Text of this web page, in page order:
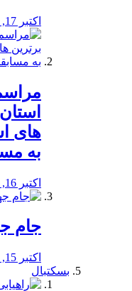
اکتبر 17, 2019
های
به
اکتبر 16, 2019
جام
اکتبر 15, 2019
بسکتبال